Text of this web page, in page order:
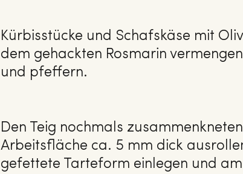
Kürbisstücke und Schafskäse mit
dem gehackten Rosmarin
und pfeffern.
Den Teig nochmals
Arbeitsfläche ca. 5 mm dick
gefettete Tarteform einlegen und